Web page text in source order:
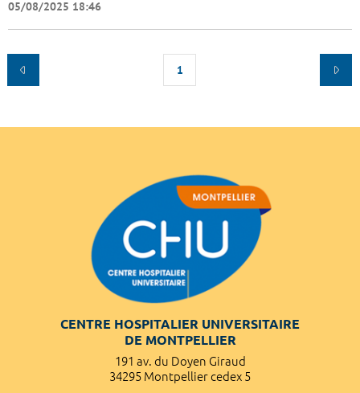
05/08/2025 18:46
1
CENTRE HOSPITALIER UNIVERSITAIRE
DE MONTPELLIER
191 av. du Doyen Giraud
34295 Montpellier cedex 5